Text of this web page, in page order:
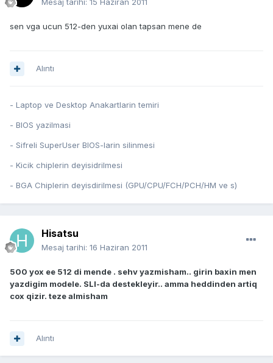
Mesaj tarihi: 15 Haziran 2011
sen vga ucun 512-den yuxai olan tapsan mene de
Alıntı
- Laptop ve Desktop Anakartlarin temiri
- BIOS yazilmasi
- Sifreli SuperUser BIOS-larin silinmesi
- Kicik chiplerin deyisidrilmesi
- BGA Chiplerin deyisdirilmesi (GPU/CPU/FCH/PCH/HM ve s)
Hisatsu
Mesaj tarihi: 16 Haziran 2011
500 yox ee 512 di mende . sehv yazmisham.. girin baxin men
yazdigim modele. SLI-da destekleyir.. amma heddinden artiq
cox qizir. teze almisham
Alıntı